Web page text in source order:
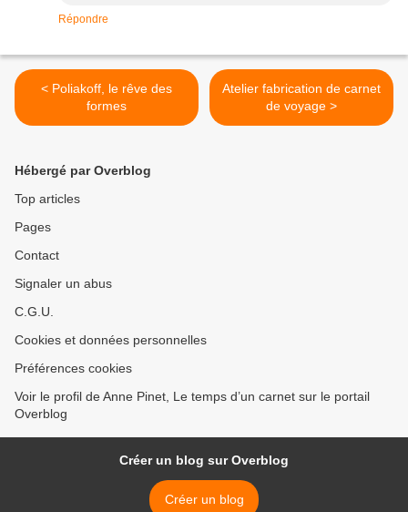
Répondre
< Poliakoff, le rêve des
formes
Atelier fabrication de carnet
de voyage >
Hébergé par Overblog
Top articles
Pages
Contact
Signaler un abus
C.G.U.
Cookies et données personnelles
Préférences cookies
Voir le profil de Anne Pinet, Le temps d’un carnet sur le portail
Overblog
Créer un blog sur Overblog
Créer un blog